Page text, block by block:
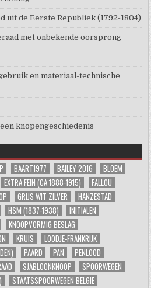
uit de Eerste Republiek (1792-1804)
met onbekende oorsprong
en materiaal-technische
knopengeschiedenis
BAART1977 BAILEY 2016
BLOEM
EXTRA FEIN (CA 1888-1915)
FALLOU
GRIJS WIT ZILVER
HANZESTAD
HSM (1837-1938)
INITIALEN
KNOOPVORMIG BESLAG
KRUIS
LOODJE-FRANKRIJK
PAARD PAN
PENLOOD
SJABLOONKNOOP
SPOORWEGEN
STAATSSPOORWEGEN BELGIE